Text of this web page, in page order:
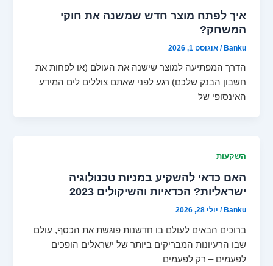
איך לפתח מוצר חדש שמשנה את חוקי
המשחק?
Banku
/אוגוסט 1, 2026
הדרך המפתיעה למוצר שישנה את העולם (או לפחות את
חשבון הבנק שלכם) רגע לפני שאתם צוללים לים המידע
האינסופי של
השקעות
האם כדאי להשקיע במניות טכנולוגיה
ישראליות? הכדאיות והשיקולים 2023
Banku
/ יולי 28, 2026
ברוכים הבאים לעולם בו חדשנות פוגשת את הכסף, עולם
שבו הרעיונות המבריקים ביותר של ישראלים הופכים
לפעמים – רק לפעמים